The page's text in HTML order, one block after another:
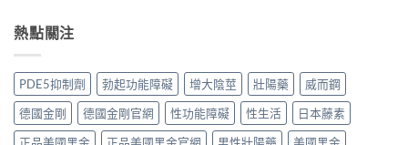
大
嗎？
賴
性、
停
藥
反
雙
制、
用
法
與
解
痛、
鼻
塞
是
正
非）：
勃
起
功
能
障
鼻
塞
照
做，
犀
利
士
熱點關注
PDE5抑制劑 勃起功能障礙 增大陰莖 壯陽藥
威而鋼
德國金剛
德國金剛官網 性功能障礙 性生活
日本藤素